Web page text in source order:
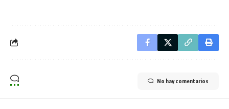
No hay comentarios